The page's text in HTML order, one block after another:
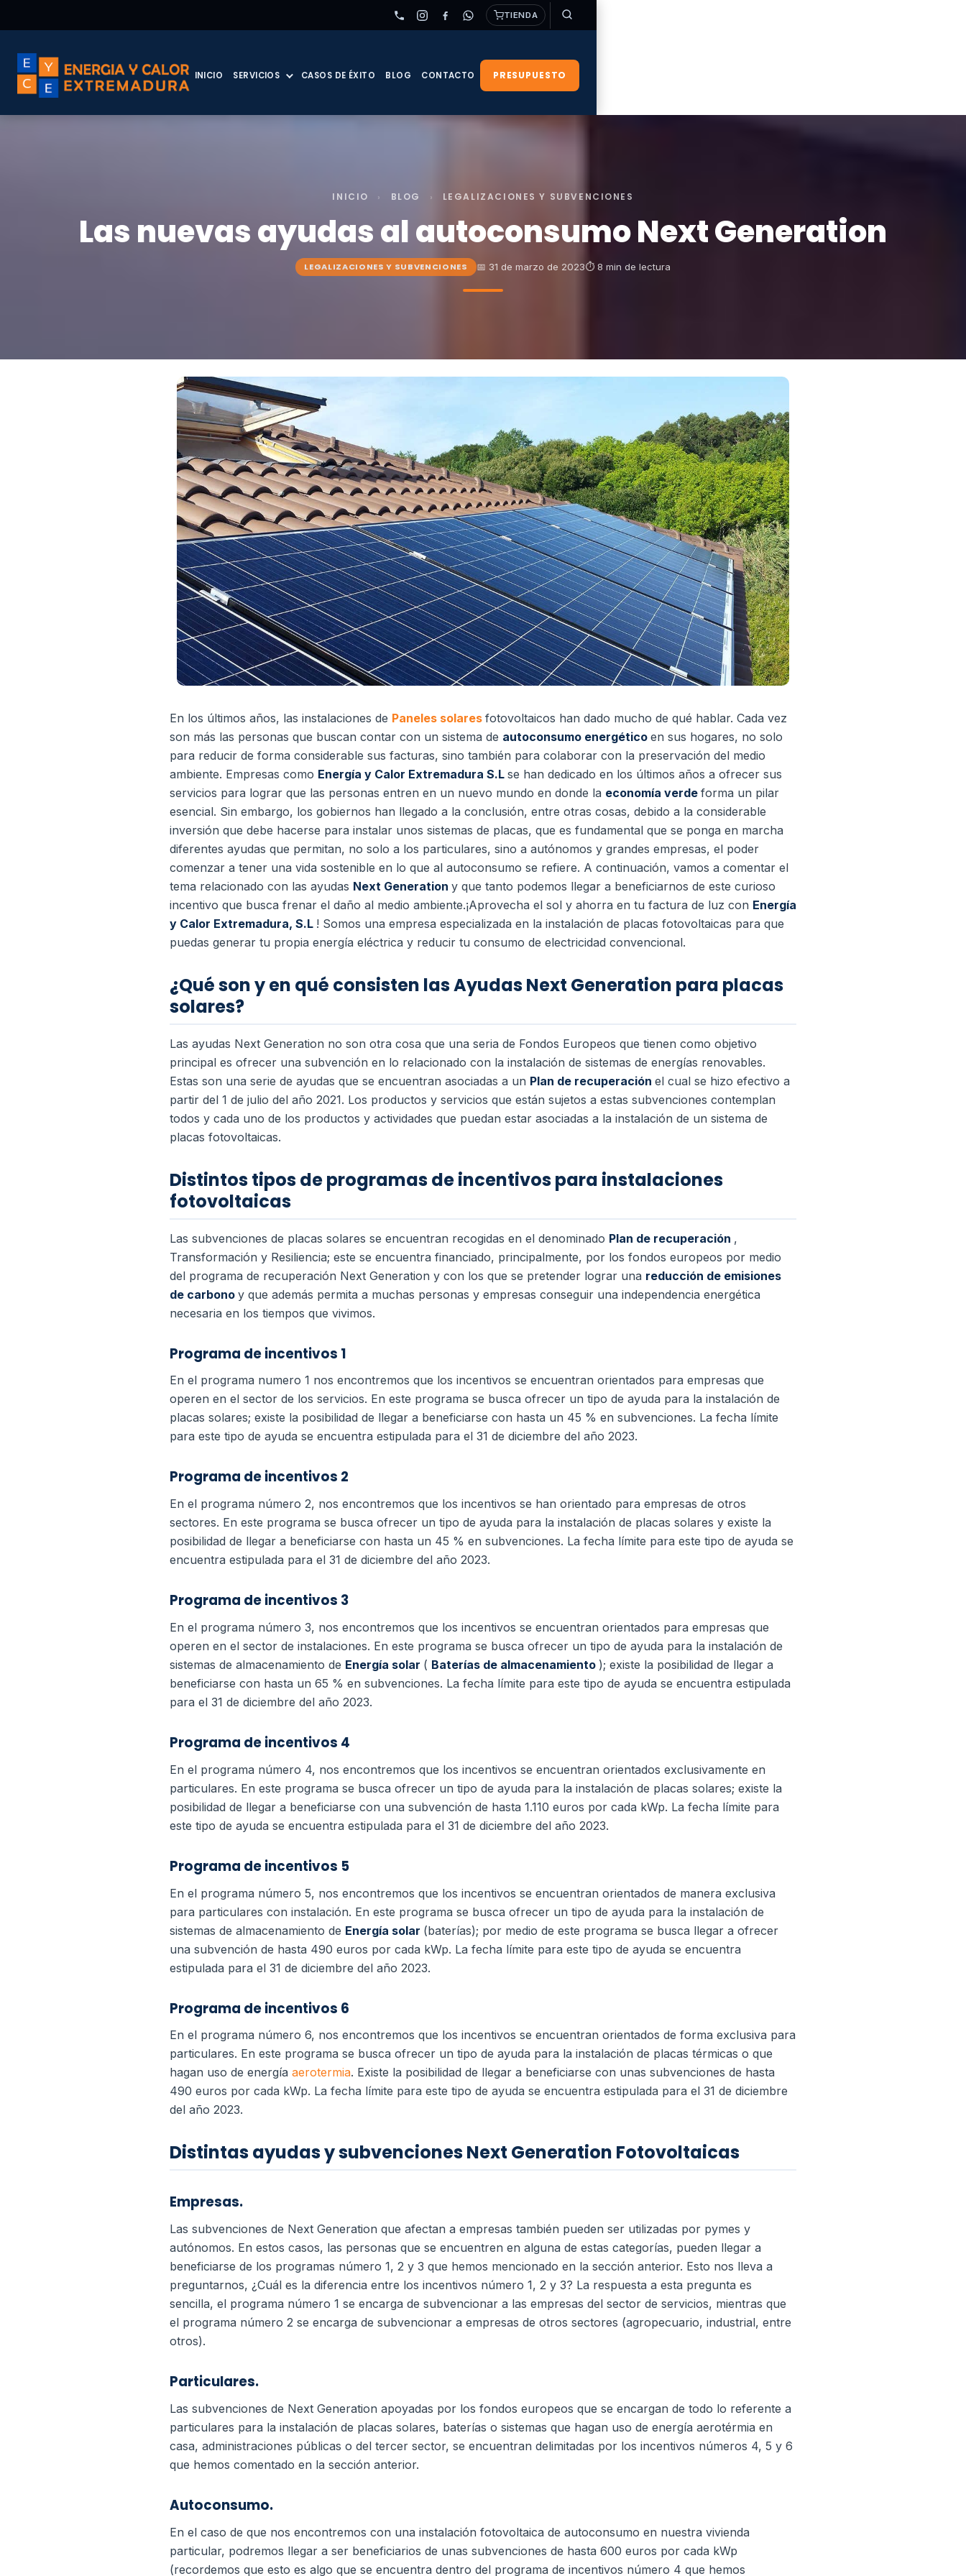
TIENDA
INICIO SERVICIOS CASOS DE ÉXITO BLOG CONTACTO PRESUPUESTO
INICIO › BLOG › LEGALIZACIONES Y SUBVENCIONES
Las nuevas ayudas al autoconsumo Next Generation
LEGALIZACIONES Y SUBVENCIONES 📅 31 de marzo de 2023⏱ 8 min de lectura
En los últimos años, las instalaciones de Paneles solares fotovoltaicos han dado mucho de qué hablar. Cada vez
son más las personas que buscan contar con un sistema de autoconsumo energético en sus hogares, no solo
para reducir de forma considerable sus facturas, sino también para colaborar con la preservación del medio
ambiente. Empresas como Energía y Calor Extremadura S.L se han dedicado en los últimos años a ofrecer sus
servicios para lograr que las personas entren en un nuevo mundo en donde la economía verde forma un pilar
esencial. Sin embargo, los gobiernos han llegado a la conclusión, entre otras cosas, debido a la considerable
inversión que debe hacerse para instalar unos sistemas de placas, que es fundamental que se ponga en marcha
diferentes ayudas que permitan, no solo a los particulares, sino a autónomos y grandes empresas, el poder
comenzar a tener una vida sostenible en lo que al autoconsumo se refiere. A continuación, vamos a comentar el
tema relacionado con las ayudas Next Generation y que tanto podemos llegar a beneficiarnos de este curioso
incentivo que busca frenar el daño al medio ambiente.¡Aprovecha el sol y ahorra en tu factura de luz con Energía
y Calor Extremadura, S.L ! Somos una empresa especializada en la instalación de placas fotovoltaicas para que
puedas generar tu propia energía eléctrica y reducir tu consumo de electricidad convencional.
¿Qué son y en qué consisten las Ayudas Next Generation para placas
solares?
Las ayudas Next Generation no son otra cosa que una seria de Fondos Europeos que tienen como objetivo
principal es ofrecer una subvención en lo relacionado con la instalación de sistemas de energías renovables.
Estas son una serie de ayudas que se encuentran asociadas a un Plan de recuperación el cual se hizo efectivo a
partir del 1 de julio del año 2021. Los productos y servicios que están sujetos a estas subvenciones contemplan
todos y cada uno de los productos y actividades que puedan estar asociadas a la instalación de un sistema de
placas fotovoltaicas.
Distintos tipos de programas de incentivos para instalaciones
fotovoltaicas
Las subvenciones de placas solares se encuentran recogidas en el denominado Plan de recuperación ,
Transformación y Resiliencia; este se encuentra financiado, principalmente, por los fondos europeos por medio
del programa de recuperación Next Generation y con los que se pretender lograr una reducción de emisiones
de carbono y que además permita a muchas personas y empresas conseguir una independencia energética
necesaria en los tiempos que vivimos.
Programa de incentivos 1
En el programa numero 1 nos encontremos que los incentivos se encuentran orientados para empresas que
operen en el sector de los servicios. En este programa se busca ofrecer un tipo de ayuda para la instalación de
placas solares; existe la posibilidad de llegar a beneficiarse con hasta un 45 % en subvenciones. La fecha límite
para este tipo de ayuda se encuentra estipulada para el 31 de diciembre del año 2023.
Programa de incentivos 2
En el programa número 2, nos encontremos que los incentivos se han orientado para empresas de otros
sectores. En este programa se busca ofrecer un tipo de ayuda para la instalación de placas solares y existe la
posibilidad de llegar a beneficiarse con hasta un 45 % en subvenciones. La fecha límite para este tipo de ayuda se
encuentra estipulada para el 31 de diciembre del año 2023.
Programa de incentivos 3
En el programa número 3, nos encontremos que los incentivos se encuentran orientados para empresas que
operen en el sector de instalaciones. En este programa se busca ofrecer un tipo de ayuda para la instalación de
sistemas de almacenamiento de Energía solar ( Baterías de almacenamiento ); existe la posibilidad de llegar a
beneficiarse con hasta un 65 % en subvenciones. La fecha límite para este tipo de ayuda se encuentra estipulada
para el 31 de diciembre del año 2023.
Programa de incentivos 4
En el programa número 4, nos encontremos que los incentivos se encuentran orientados exclusivamente en
particulares. En este programa se busca ofrecer un tipo de ayuda para la instalación de placas solares; existe la
posibilidad de llegar a beneficiarse con una subvención de hasta 1.110 euros por cada kWp. La fecha límite para
este tipo de ayuda se encuentra estipulada para el 31 de diciembre del año 2023.
Programa de incentivos 5
En el programa número 5, nos encontremos que los incentivos se encuentran orientados de manera exclusiva
para particulares con instalación. En este programa se busca ofrecer un tipo de ayuda para la instalación de
sistemas de almacenamiento de Energía solar (baterías); por medio de este programa se busca llegar a ofrecer
una subvención de hasta 490 euros por cada kWp. La fecha límite para este tipo de ayuda se encuentra
estipulada para el 31 de diciembre del año 2023.
Programa de incentivos 6
En el programa número 6, nos encontremos que los incentivos se encuentran orientados de forma exclusiva para
particulares. En este programa se busca ofrecer un tipo de ayuda para la instalación de placas térmicas o que
hagan uso de energía aerotermia. Existe la posibilidad de llegar a beneficiarse con unas subvenciones de hasta
490 euros por cada kWp. La fecha límite para este tipo de ayuda se encuentra estipulada para el 31 de diciembre
del año 2023.
Distintas ayudas y subvenciones Next Generation Fotovoltaicas
Empresas.
Las subvenciones de Next Generation que afectan a empresas también pueden ser utilizadas por pymes y
autónomos. En estos casos, las personas que se encuentren en alguna de estas categorías, pueden llegar a
beneficiarse de los programas número 1, 2 y 3 que hemos mencionado en la sección anterior. Esto nos lleva a
preguntarnos, ¿Cuál es la diferencia entre los incentivos número 1, 2 y 3? La respuesta a esta pregunta es
sencilla, el programa número 1 se encarga de subvencionar a las empresas del sector de servicios, mientras que
el programa número 2 se encarga de subvencionar a empresas de otros sectores (agropecuario, industrial, entre
otros).
Particulares.
Las subvenciones de Next Generation apoyadas por los fondos europeos que se encargan de todo lo referente a
particulares para la instalación de placas solares, baterías o sistemas que hagan uso de energía aerotérmia en
casa, administraciones públicas o del tercer sector, se encuentran delimitadas por los incentivos números 4, 5 y 6
que hemos comentado en la sección anterior.
Autoconsumo.
En el caso de que nos encontremos con una instalación fotovoltaica de autoconsumo en nuestra vivienda
particular, podremos llegar a ser beneficiarios de unas subvenciones de hasta 600 euros por cada kWp
(recordemos que esto es algo que se encuentra dentro del programa de incentivos número 4 que hemos